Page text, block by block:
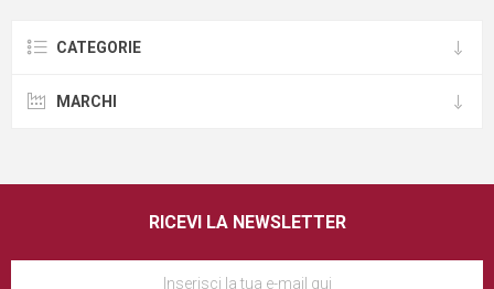
CATEGORIE
MARCHI
RICEVI LA NEWSLETTER